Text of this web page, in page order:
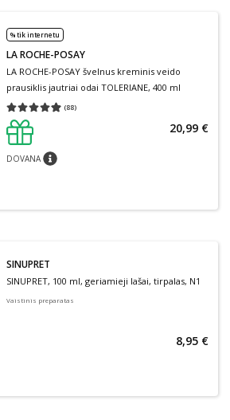
% tik internetu
LA ROCHE-POSAY
LA ROCHE-POSAY švelnus kreminis veido
prausiklis jautriai odai TOLERIANE, 400 ml
(88)
Vidutinis įvertinimas 4.91
DOVANApatarimas
20,99 €
SINUPRET
SINUPRET, 100 ml, geriamieji lašai, tirpalas, N1
Vaistinis preparatas
8,95 €